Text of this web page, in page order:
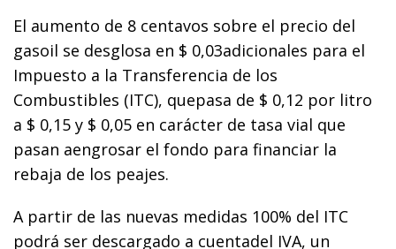
El aumento de 8 centavos sobre el precio del
gasoil se desglosa en $ 0,03adicionales para el
Impuesto a la Transferencia de los
Combustibles (ITC), quepasa de $ 0,12 por litro
a $ 0,15 y $ 0,05 en carácter de tasa vial que
pasan aengrosar el fondo para financiar la
rebaja de los peajes.
A partir de las nuevas medidas 100% del ITC
podrá ser descargado a cuentadel IVA, un